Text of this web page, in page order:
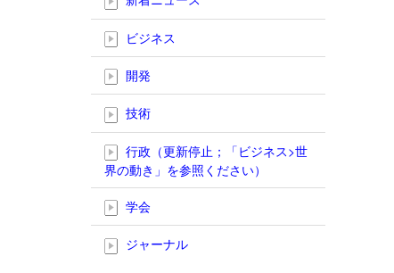
ビジネス
開発
技術
行政（更新停止；「ビジネス>世
界の動き」を参照ください）
学会
ジャーナル